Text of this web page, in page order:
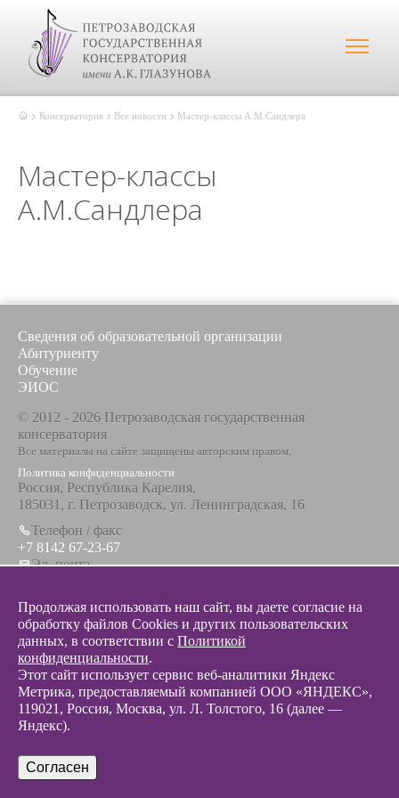
Консерватория Все новости Мастер-классы А.М.Сандлера
Мастер-классы
А.М.Сандлера
Сведения об образовательной организации
Абитуриенту
Обучение
ЭИОС
© 2012 - 2026 Петрозаводская государственная
консерватория
Все материалы на сайте защищены авторским правом,
Политика конфиденциальности
Россия, Республика Карелия,
185031, г. Петрозаводск, ул. Ленинградская, 16
Телефон / факс
+7 8142 67-23-67
Эл. почта
© 2012 - 2026 Разработка и поддержка сайта ООО «Интэрсо»
Продолжая использовать наш сайт, вы даете согласие на
обработку файлов Cookies и других пользовательских
данных, в соответствии с Политикой
конфиденциальности.
Этот сайт использует сервис веб-аналитики Яндекс
Метрика, предоставляемый компанией ООО «ЯНДЕКС»,
119021, Россия, Москва, ул. Л. Толстого, 16 (далее —
Яндекс).
Согласен